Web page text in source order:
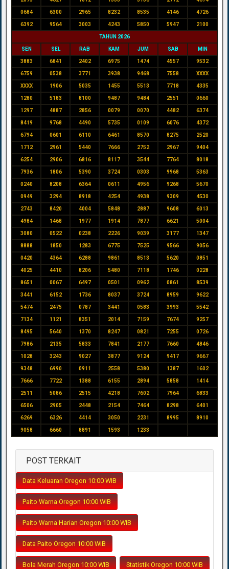
0684 6300 2965 8232 8535 4146 4726
6392 9564 3003 4243 5850 5947 2100
TAHUN 2026
SEN SEL RAB KAM JUM SAB MIN
3883 6841 2402 6975 1474 4557 9532
6759 0538 3771 3938 9468 7558 XXXX
XXXX 1906 5035 1455 5513 7718 4335
1280 5183 8100 9487 9484 2551 0660
1297 4887 2856 0079 0070 4482 6374
8419 9768 4490 5735 0109 6076 4372
6794 0601 6110 6461 8570 8275 2520
1712 2961 5440 7666 2752 2967 9404
6254 2906 6816 8117 3544 7764 8018
7936 1806 5390 3724 0303 9968 5363
0240 8208 6364 0611 4956 9268 5670
0949 3294 8918 4254 4938 9309 4530
2743 8420 4004 5848 2887 9608 6013
4984 1468 1977 1914 7877 6621 5004
3080 0522 0238 2226 9039 3177 1347
8888 1850 1283 6775 7525 9566 9056
0420 4364 6288 9861 8513 5620 0851
4025 4410 8206 5480 7118 1746 0228
8651 0067 6497 0501 0962 0861 8539
3441 6152 1736 8037 3724 8959 9622
5474 2475 0787 3441 0583 3993 5542
7134 1121 8351 2014 7159 7674 9257
8495 5640 1370 8247 0821 7255 0726
7986 2135 5833 7841 2177 7660 4846
1028 3243 9027 3877 9124 9417 9667
9348 6990 0911 2558 5380 1387 1602
7666 7722 1388 6155 2894 5858 1414
2511 5086 2515 4218 7602 7964 6833
6506 2905 2448 2154 7464 8298 6401
6269 6326 4414 3050 2231 8995 8910
9058 6660 8891 1593 1233
POST TERKAIT
Data Keluaran Oregon 10:00 WIB
Paito Warna Oregon 10:00 WIB
Paito Warna Harian Oregon 10:00 WIB
Data Paito Oregon 10:00 WIB
Bola Merah Oregon 10:00 WIB Statistik Oregon 10:00 WIB